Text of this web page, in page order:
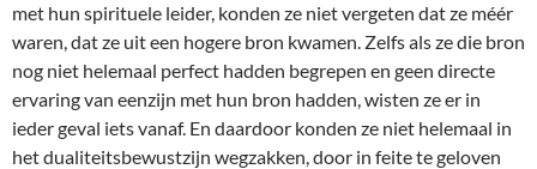
met hun spirituele leider, konden ze niet vergeten dat ze méér
waren, dat ze uit een hogere bron kwamen. Zelfs als ze die bron
nog niet helemaal perfect hadden begrepen en geen directe
ervaring van eenzijn met hun bron hadden, wisten ze er in
ieder geval iets vanaf. En daardoor konden ze niet helemaal in
het dualiteitsbewustzijn wegzakken, door in feite te geloven